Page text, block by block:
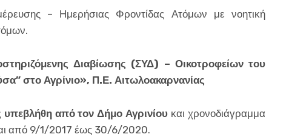
– Ημερήσιας Φροντίδας Ατόμων με νοητική
Διαβίωσης (ΣΥΔ) – Οικοτροφείων του
στο Αγρίνιο», Π.Ε. Αιτωλοακαρνανίας
από τον Δήμο Αγρινίου και χρονοδιάγραμμα
από 9/1/2017 έως 30/6/2020.